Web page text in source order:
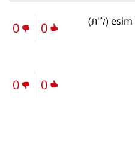
(ל"ת) 0
0
0
0